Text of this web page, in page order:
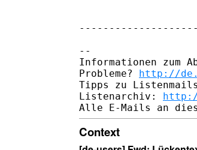
--
Informationen zum
Probleme? http://
Tipps zu
Listenarchiv:
Context